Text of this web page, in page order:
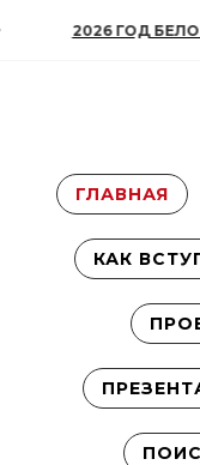
ГОД БЕЛОРУССКОЙ
ГЛАВНАЯ
КАК